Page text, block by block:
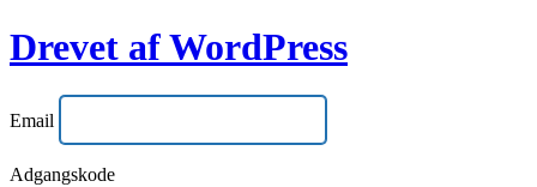
Drevet af WordPress
Email
Adgangskode